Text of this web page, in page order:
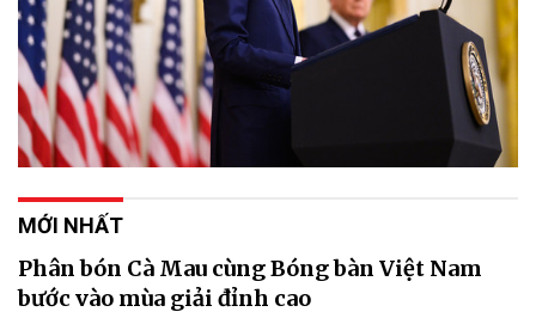
MỚI NHẤT
Phân bón Cà Mau cùng Bóng bàn Việt Nam
bước vào mùa giải đỉnh cao